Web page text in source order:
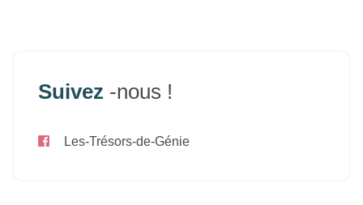
Suivez -nous !
Les-Trésors-de-Génie